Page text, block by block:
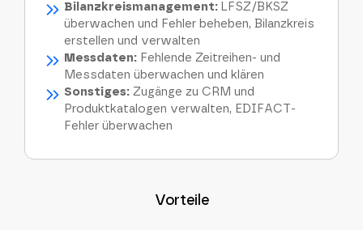
Bilanzkreismanagement: LFSZ/BKSZ
überwachen und Fehler beheben, Bilanzkreis
erstellen und verwalten
Messdaten: Fehlende Zeitreihen- und
Messdaten überwachen und klären
Sonstiges: Zugänge zu CRM und
Produktkatalogen verwalten, EDIFACT-
Fehler überwachen
Vorteile